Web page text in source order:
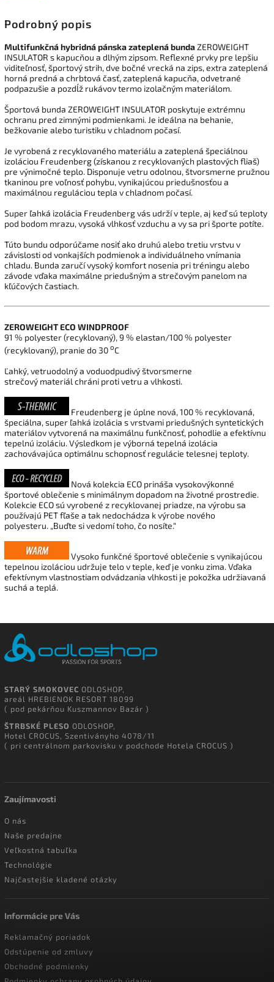
Podrobný popis
Multifunkčná hybridná pánska zateplená bundaZEROWEIGHT
INSULATOR s kapucňou a dlhým zipsom. Reflexné prvky pre lepšiu
viditeľnosť, športový strih, dve bočné vrecká na zips, extra zateplená
horná predná a chrbtová časť, zateplená kapucňa, odvetrané
podpazušie a pozdĺž rukávovtermo izolačným materiálom.
Športová bunda ZEROWEIGHT INSULATOR poskytuje extrémnu
ochranu pred zimnými podmienkami. Je ideálna na behanie,
bežkovanie alebo turistiku v chladnom počasí.
Je vyrobená z recyklovaného materiálu a zateplená špeciálnou
izoláciou Freudenberg (získanou z recyklovaných plastových fliaš)
pre výnimočné teplo. Disponuje vetru odolnou, štvorsmerne pružnou
tkaninou pre voľnosť pohybu, vynikajúcou priedušnosťou a
maximálnou reguláciou tepla v chladnom počasí.
Super ľahká izolácia Freudenbergvás udržívteple,aj keď sú teploty
pod bodom mrazu, vysoká vlhkosť vzduchu a vy sa pri športe potíte.
Túto bundu odporúčame nosiť akodruhú alebo tretiu vrstvu v
závislosti od vonkajších podmienok a individuálneho vnímania
chladu. Bunda zaručí vysoký komfort nosenia pri tréningu alebo
závode vďaka maximálne priedušným a strečovým panelom na
kľúčových častiach.
ZEROWEIGHT ECO WINDPROOF
91 % polyester (recyklovaný), 9 % elastan/100 % polyester
(recyklovaný), pranie do 30 oC
Ľahký, vetruodolný a voduodpudivý štvorsmerne
strečový materiál chráni protivetru a vlhkosti.
Freudenberg je úplne nová, 100 % recyklovaná,
špeciálna, super ľahká izolácia s vrstvami priedušných syntetických
materiálov vytvorená na maximálnu funkčnosť, pohodlie a efektívnu
tepelnú izoláciu. Výsledkom je výborná tepelná izolácia
zachovávajúca optimálnu schopnosť regulácie telesnej teploty.
Nová kolekcia ECO prináša vysokovýkonné
športové oblečenie s minimálnym dopadom na životné prostredie.
Kolekcie ECO sú vyrobené z recyklovanej priadze, na výrobu sa
používajú PET fľaše a tak nedochádza k výrobe nového
polyesteru. „Buďte si vedomí toho, čo nosíte.“
Vysoko funkčné športové oblečenie s vynikajúcou
tepelnou izoláciou udržuje telo v teple, keď je vonku zima. Vďaka
efektívnym vlastnostiam odvádzania vlhkosti je pokožka udržiavaná
suchá a teplá.
STARÝ SMOKOVEC ODLOSHOP,
areál HREBIENOK RESORT 18099
( pod pekárňou Kuszmannov Bazár )
ŠTRBSKÉ PLESO ODLOSHOP,
Hotel CROCUS, Szentiványho 4078/11
( pri centrálnom parkovisku v podchode Hotela CROCUS )
Zaujímavosti
O nás
Naše predajne
Veľkostná tabuľka
Technológie
Najčastejšie kladené otázky
Informácie pre Vás
Reklamačný poriadok
Odstúpenie od zmluvy
Obchodné podmienky